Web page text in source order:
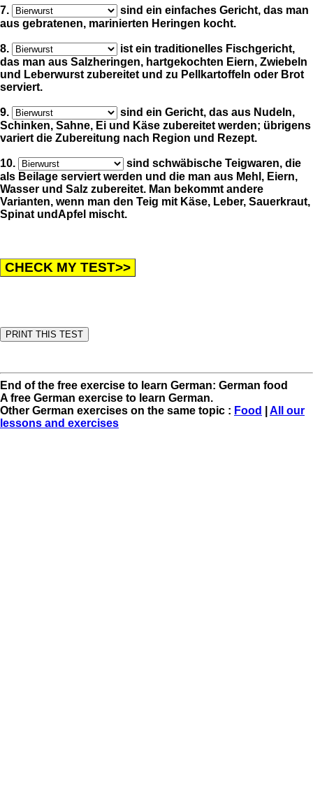
7.
sind ein einfaches Gericht, das man
aus gebratenen, marinierten Heringen kocht.
8.
ist ein traditionelles Fischgericht,
das man aus Salzheringen, hartgekochten Eiern, Zwiebeln
und Leberwurst zubereitet und zu Pellkartoffeln oder Brot
serviert.
9.
sind ein Gericht, das aus Nudeln,
Schinken, Sahne, Ei und Käse zubereitet werden; übrigens
variert die Zubereitung nach Region und Rezept.
10.
sind schwäbische Teigwaren, die
als Beilage serviert werden und die man aus Mehl, Eiern,
Wasser und Salz zubereitet. Man bekommt andere
Varianten, wenn man den Teig mit Käse, Leber, Sauerkraut,
Spinat undApfel mischt.
End of the free exercise to learn German: German food
A free German exercise to learn German.
Other German exercises on the same topic : Food
All our
lessons and exercises